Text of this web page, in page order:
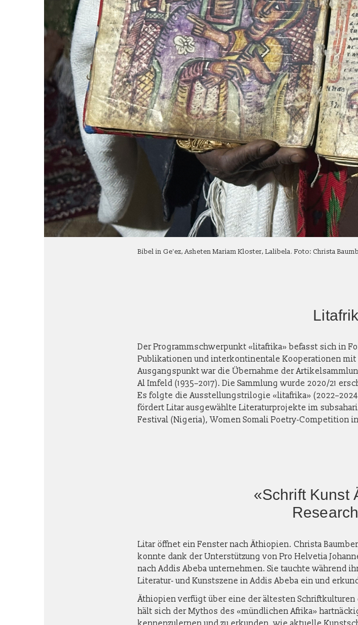
Bibel in Ge'ez, Asheten Mariam Kloster, Lalibela. Foto: Christa
Der Programmschwerpunkt «litafrika» befasst sich in
Publikationen und interkontinentale Kooperationen
Ausgangspunkt war die Übernahme der
Al Imfeld (1935–2017). Die Sammlung wurde 2020/21
Es folgte die Ausstellungstrilogie «litafrika»
fördert Litar ausgewählte Literaturprojekte im
Festival (Nigeria), Women Somali Poetry-Competition
«Schrift Kunst
Litar öffnet ein Fenster nach Äthiopien. Christa
konnte dank der Unterstützung von Pro Helvetia
nach Addis Abeba unternehmen. Sie tauchte während
Literatur- und Kunstszene in Addis Abeba ein und
Äthiopien verfügt über eine der ältesten
hält sich der Mythos des «mündlichen Afrika»